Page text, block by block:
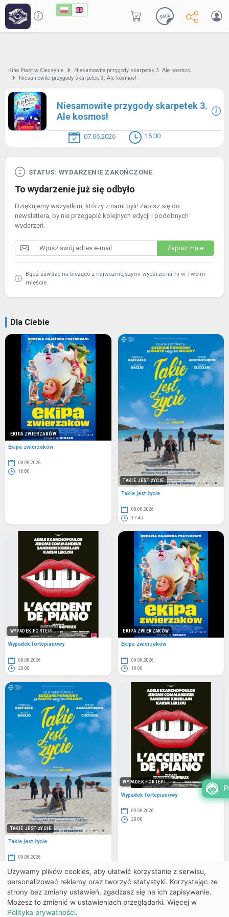
Kino Piast w Cieszynie
Niesamowite przygody skarpetek 3. Ale kosmos!
Niesamowite przygody skarpetek 3. Ale kosmos!
Niesamowite przygody skarpetek 3.
Ale kosmos!
07.06.2026 15:00
STATUS: WYDARZENIE ZAKOŃCZONE
To wydarzenie już się odbyło
Dziękujemy wszystkim, którzy z nami byli! Zapisz się do
newslettera, by nie przegapić kolejnych edycji i podobnych
wydarzeń.
Zapisz mnie
Bądź zawsze na bieżąco z najważniejszymi wydarzeniami w Twoim
mieście.
Dla Ciebie
EKIPA ZWIERZAKÓW
Ekipa zwierzaków
08.08.2026
16:00
TAKIE JEST ŻYCIE
Takie jest życie
08.08.2026
17:45
WYPADEK FORTEPI...
Wypadek fortepianowy
08.08.2026
20:00
EKIPA ZWIERZAKÓW
Ekipa zwierzaków
09.08.2026
16:00
TAKIE JEST ŻYCIE
Takie jest życie
09.08.2026
WYPADEK FORTEPI...
Wypadek fortepianowy
09.08.2026
20:00
Powrót do listy
Używamy plików cookies, aby ułatwić korzystanie z serwisu,
personalizować reklamy oraz tworzyć statystyki. Korzystając ze
strony bez zmiany ustawień, zgadzasz się na ich zapisywanie.
Możesz to zmienić w ustawieniach przeglądarki. Więcej w
Polityka prywatności.